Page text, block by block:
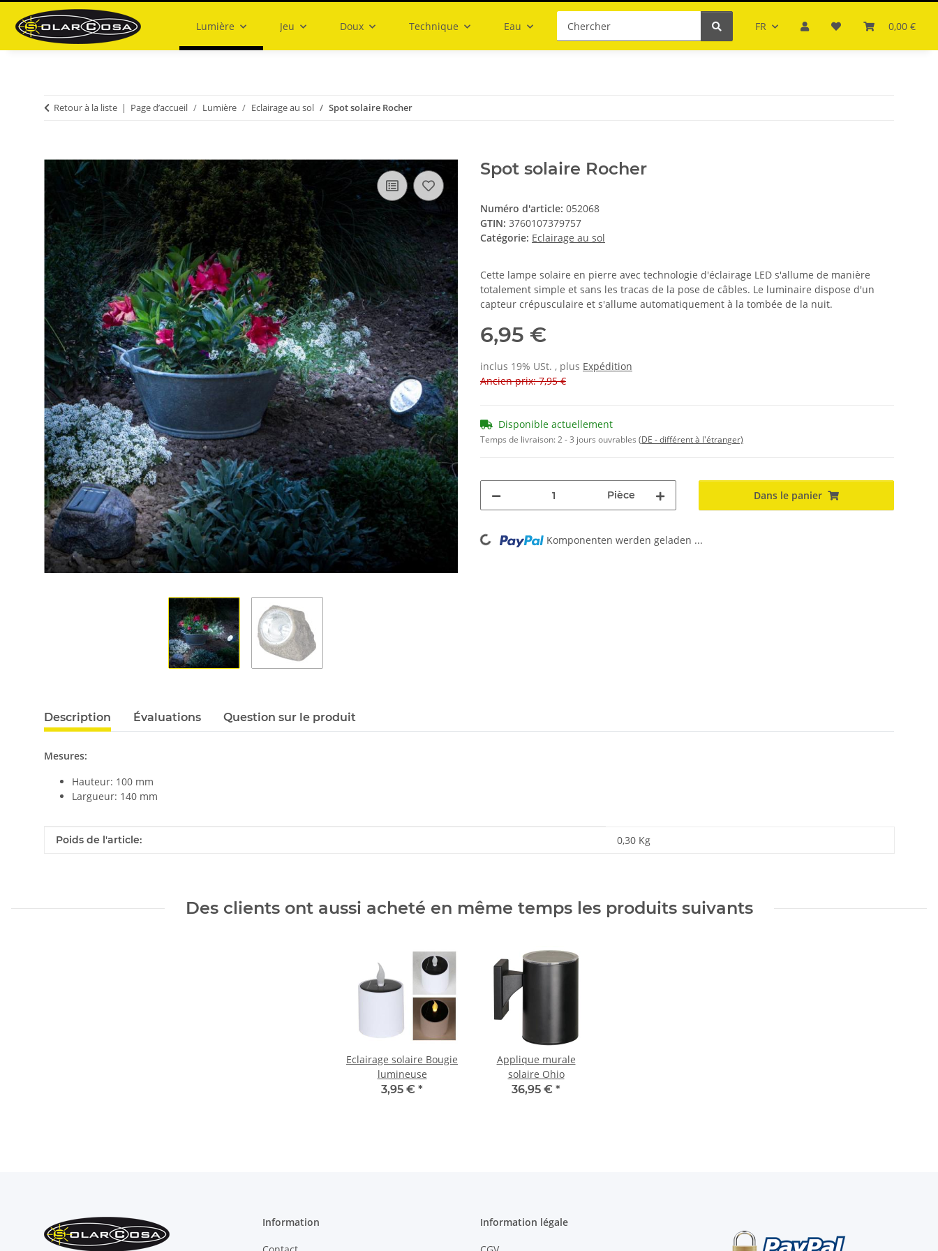
FR 0,00 €
Lumière Jeu Doux Technique Eau
Retour à la liste Page d’accueil Lumière Eclairage au sol Spot solaire Rocher
Spot solaire Rocher
Numéro d'article: 052068
GTIN: 3760107379757
Catégorie: Eclairage au sol
Cette lampe solaire en pierre avec technologie d'éclairage LED s'allume de manière
totalement simple et sans les tracas de la pose de câbles. Le luminaire dispose d'un
capteur crépusculaire et s'allume automatiquement à la tombée de la nuit.
6,95 €
inclus 19% USt. , plus Expédition
Ancien prix: 7,95 €
Disponible actuellement
Temps de livraison:2 - 3 jours ouvrables (DE - différent à l'étranger)
Pièce Dans le panier
Loading... Komponenten werden geladen ...
Description Évaluations Question sur le produit
Mesures:
Hauteur: 100 mm
Largueur: 140 mm
#productDetails.itemInformation#
#productDetails.itemValue#
Poids de l'article: 0,30 Kg
Des clients ont aussi acheté en même temps les produits suivants
Eclairage solaire Bougie
lumineuse
3,95 € *
Applique murale
solaire Ohio
36,95 € *
Information Information légale